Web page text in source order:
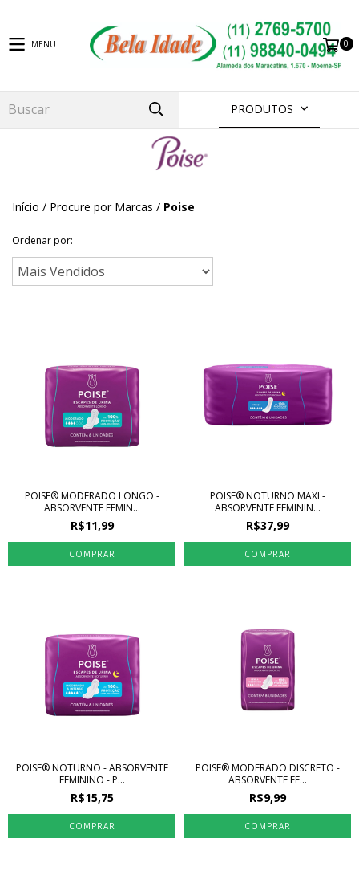
MENU 0
PRODUTOS
Início / Procure por Marcas / Poise
Ordenar por:
POISE® MODERADO LONGO -
ABSORVENTE FEMIN...
R$11,99
POISE® NOTURNO MAXI -
ABSORVENTE FEMININ...
R$37,99
POISE® NOTURNO - ABSORVENTE
FEMININO - P...
R$15,75
POISE® MODERADO DISCRETO -
ABSORVENTE FE...
R$9,99